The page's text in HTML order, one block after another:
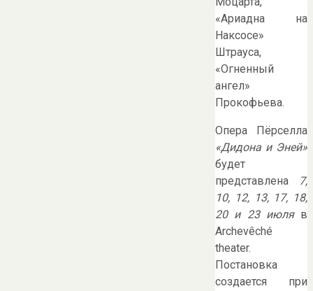
«Ариадна на
Наксосе»
Штрауса,
«Огненный
ангел»
Прокофьева.
Опера Пёрселла
«Дидона и Эней»
будет
представлена
7,
10, 12, 13, 17, 18,
20 и 23 июляв
Archevêché
theater.
Постановка
создается при